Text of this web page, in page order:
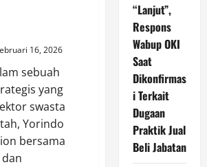
16, 2026
sebuah
yang
swasta
Yorindo
bersama
dan
“Lanjut”,
Respons
Wabup OKI
Saat
Dikonfirmas
i Terkait
Dugaan
Praktik Jual
Beli Jabatan